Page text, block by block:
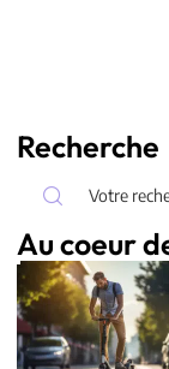
Recherche
Au coeur